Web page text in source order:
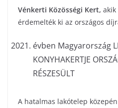
Vénkerti Közösségi Kert, akik
érdemelték ki az országos
évben Magyarország
KONYHAKERTJE
RÉSZESÜLT
A hatalmas lakótelep